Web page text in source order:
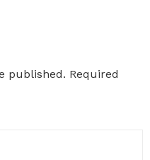
published. Required